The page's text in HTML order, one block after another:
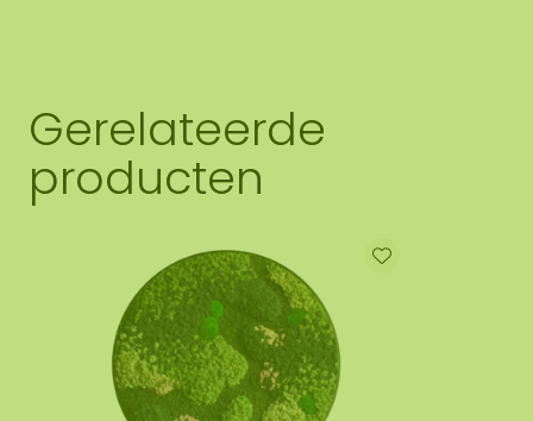
Gerelateerde
producten